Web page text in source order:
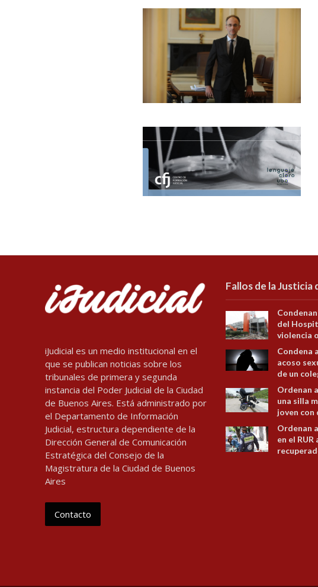
iJudicial es un medio institucional en el
que se publican noticias sobre los
tribunales de primera y segunda
instancia del Poder Judicial de la Ciudad
de Buenos Aires. Está administrado por
el Departamento de Información
Judicial, estructura dependiente de la
Dirección General de Comunicación
Estratégica del Consejo de la
Magistratura de la Ciudad de Buenos
Aires
Contacto
Fallos de la Justicia
del
violencia
Condena
acoso
de un
Ordenan
una silla
joven
Ordenan
en el RUR